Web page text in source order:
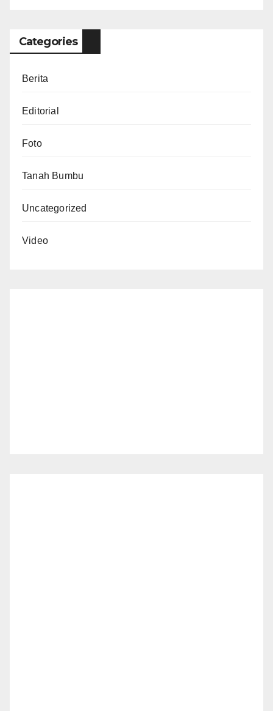
Categories
Berita
Editorial
Foto
Tanah Bumbu
Uncategorized
Video